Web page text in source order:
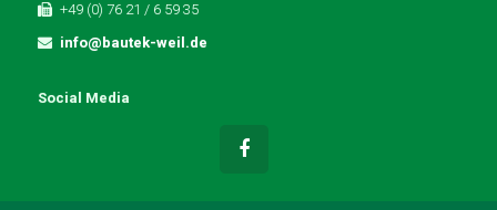
+49 (0) 76 21 / 6 59 35
info@bautek-weil.de
Social Media